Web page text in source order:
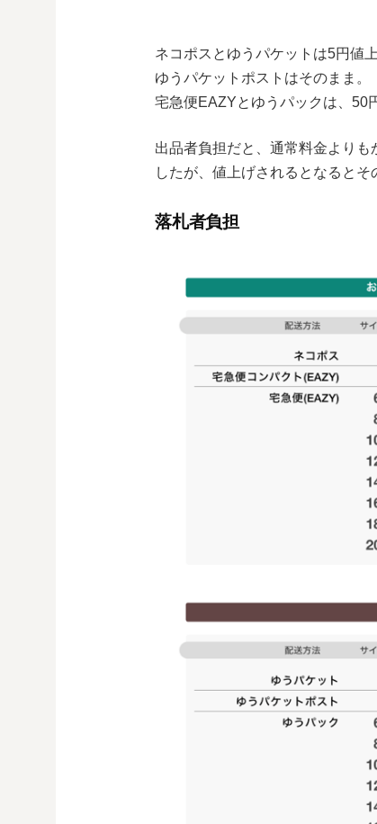
ネコポスとゆうパケットは5円値上
ゆうパケットポストはそのまま。
宅急便EAZYとゆうパックは、50
出品者負担だと、通常料金より
したが、値上げされるとなるとそ
落札者負担